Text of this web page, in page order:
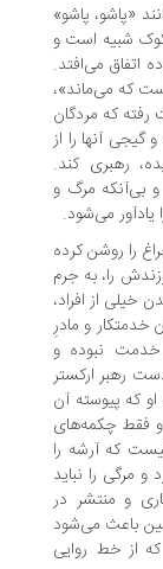
پاشو»
است و
می‌افتد.
مردگان
را از
کند.
مرگ و
می‌شود.
کرده
به جرم
افراد،
و مادرِ
و
ارکستر
آن
چکمه‌های
را
نباید
در
می‌شود
روایی